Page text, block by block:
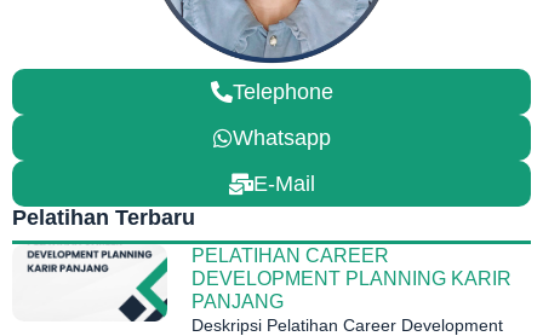
Telephone
Whatsapp
E-Mail
Pelatihan Terbaru
PELATIHAN CAREER
DEVELOPMENT PLANNING KARIR
PANJANG
Deskripsi Pelatihan Career Development